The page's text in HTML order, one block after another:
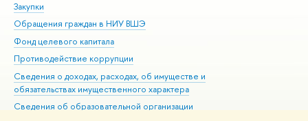
Закупки
Обращения граждан в НИУ ВШЭ
Фонд целевого капитала
Противодействие коррупции
Сведения о доходах, расходах, об имуществе и
обязательствах имущественного характера
Сведения об образовательной организации